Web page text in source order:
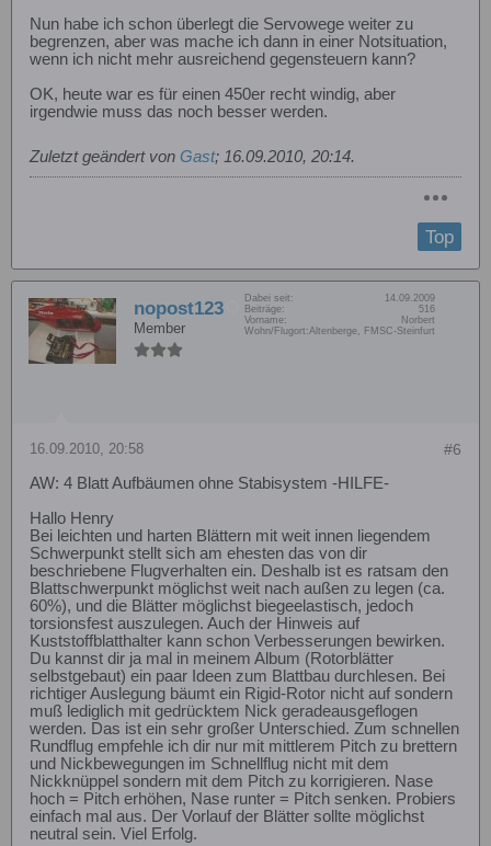
Nun habe ich schon überlegt die Servowege weiter zu
begrenzen, aber was mache ich dann in einer Notsituation,
wenn ich nicht mehr ausreichend gegensteuern kann?
OK, heute war es für einen 450er recht windig, aber
irgendwie muss das noch besser werden.
Zuletzt geändert von Gast; 16.09.2010, 20:14.
Top
nopost123
Member
Dabei seit:
14.09.2009
Beiträge:
516
Vorname:
Norbert
Wohn/Flugort:Altenberge, FMSC-Steinfurt
#6
16.09.2010, 20:58
AW: 4 Blatt Aufbäumen ohne Stabisystem -HILFE-
Hallo Henry
Bei leichten und harten Blättern mit weit innen liegendem
Schwerpunkt stellt sich am ehesten das von dir
beschriebene Flugverhalten ein. Deshalb ist es ratsam den
Blattschwerpunkt möglichst weit nach außen zu legen (ca.
60%), und die Blätter möglichst biegeelastisch, jedoch
torsionsfest auszulegen. Auch der Hinweis auf
Kuststoffblatthalter kann schon Verbesserungen bewirken.
Du kannst dir ja mal in meinem Album (Rotorblätter
selbstgebaut) ein paar Ideen zum Blattbau durchlesen. Bei
richtiger Auslegung bäumt ein Rigid-Rotor nicht auf sondern
muß lediglich mit gedrücktem Nick geradeausgeflogen
werden. Das ist ein sehr großer Unterschied. Zum schnellen
Rundflug empfehle ich dir nur mit mittlerem Pitch zu brettern
und Nickbewegungen im Schnellflug nicht mit dem
Nickknüppel sondern mit dem Pitch zu korrigieren. Nase
hoch = Pitch erhöhen, Nase runter = Pitch senken. Probiers
einfach mal aus. Der Vorlauf der Blätter sollte möglichst
neutral sein. Viel Erfolg.